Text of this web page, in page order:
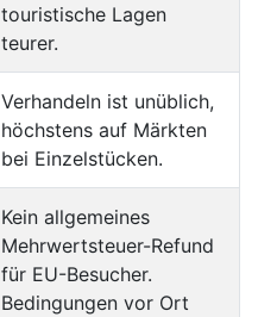
touristische Lagen
teurer.
Verhandeln ist unüblich,
höchstens auf Märkten
bei Einzelstücken.
Kein allgemeines
Mehrwertsteuer-Refund
für EU-Besucher.
Bedingungen vor Ort